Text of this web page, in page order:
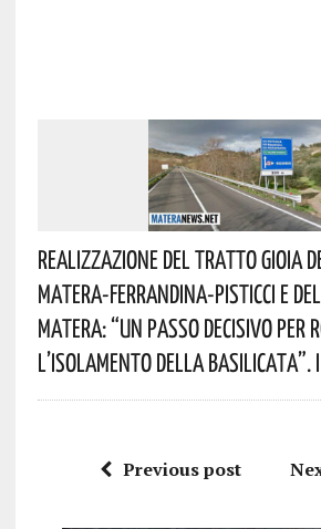
Realizzazione Del Tratto Gioia
Matera-Ferrandina-Pisticci E Del
Matera: “Un Passo Decisivo Per
L’isolamento Della Basilicata”.
Previous post